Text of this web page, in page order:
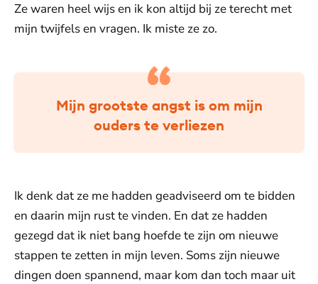
Ze waren heel wijs en ik kon altijd bij ze terecht met
mijn twijfels en vragen. Ik miste ze zo.
Mijn grootste angst is om mijn
ouders te verliezen
Ik denk dat ze me hadden geadviseerd om te bidden
en daarin mijn rust te vinden. En dat ze hadden
gezegd dat ik niet bang hoefde te zijn om nieuwe
stappen te zetten in mijn leven. Soms zijn nieuwe
dingen doen spannend, maar kom dan toch maar uit